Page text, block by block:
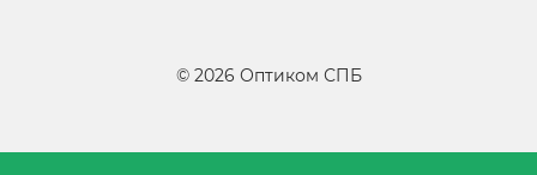
© 2026 Оптиком СПБ